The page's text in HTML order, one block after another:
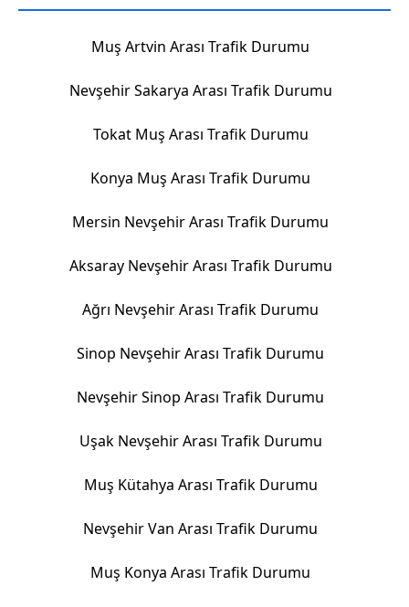
Muş Artvin Arası Trafik Durumu
Nevşehir Sakarya Arası Trafik Durumu
Tokat Muş Arası Trafik Durumu
Konya Muş Arası Trafik Durumu
Mersin Nevşehir Arası Trafik Durumu
Aksaray Nevşehir Arası Trafik Durumu
Ağrı Nevşehir Arası Trafik Durumu
Sinop Nevşehir Arası Trafik Durumu
Nevşehir Sinop Arası Trafik Durumu
Uşak Nevşehir Arası Trafik Durumu
Muş Kütahya Arası Trafik Durumu
Nevşehir Van Arası Trafik Durumu
Muş Konya Arası Trafik Durumu